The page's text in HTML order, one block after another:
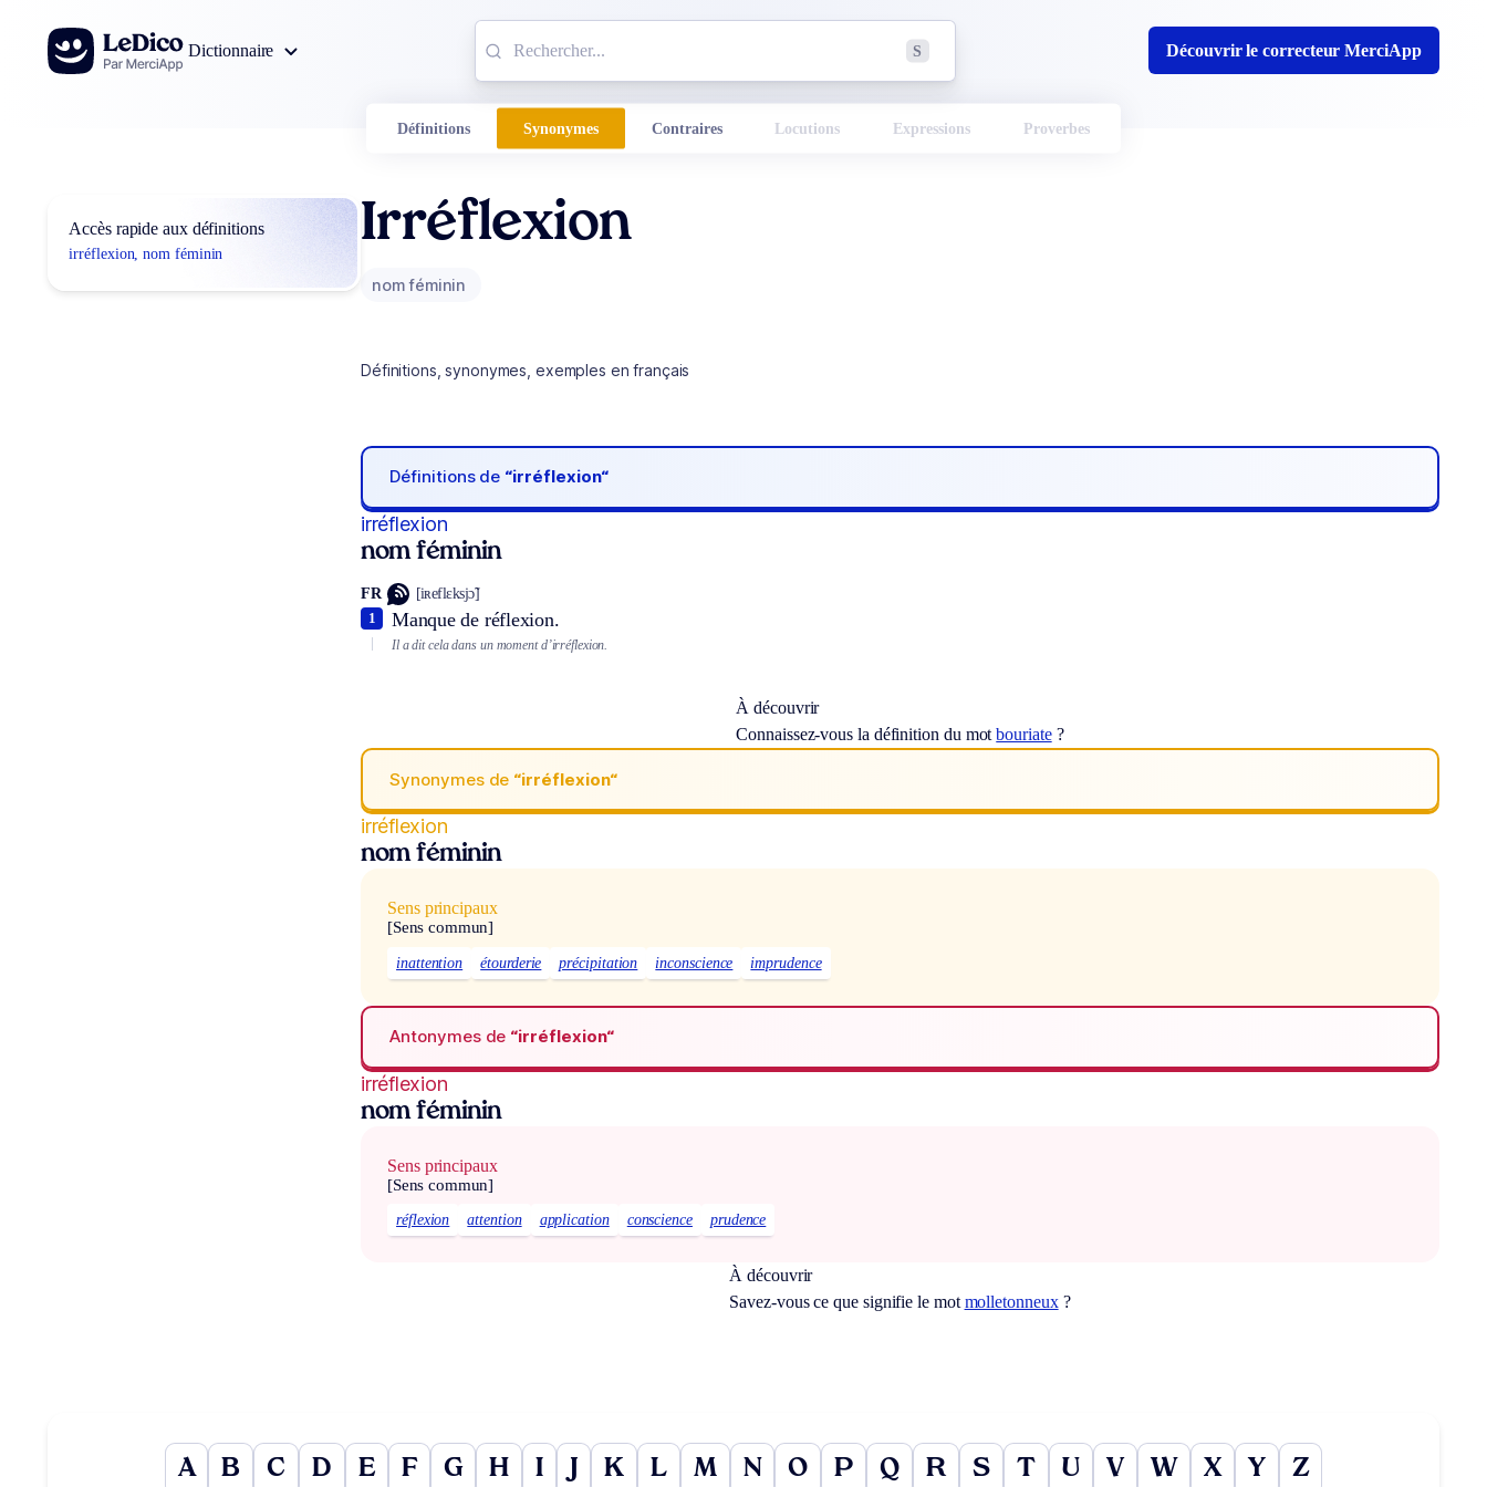
Aller au contenu
Dictionnaire
S Découvrir le correcteur MerciApp
Définitions Synonymes Contraires Locutions Expressions Proverbes
Accès rapide aux définitions
irréflexion, nom féminin
Irréflexion
nom féminin
Définitions, synonymes, exemples en français
Définitions de “irréflexion“
irréflexion
nom féminin
FR [iʀeflɛksjɔ̃]
Manque de réflexion.
1
Il a dit cela dans un moment d’irréflexion.
À découvrir
Connaissez-vous la définition du motbouriate?
Synonymes de “irréflexion“
irréflexion
nom féminin
Sens principaux
[Sens commun]
inattention étourderie précipitation inconscience imprudence
Antonymes de “irréflexion“
irréflexion
nom féminin
Sens principaux
[Sens commun]
réflexion attention application conscience prudence
À découvrir
Savez-vous ce que signifie le mot molletonneux?
A B C D E F G H I J K L M N O P Q R S T U V W X Y Z